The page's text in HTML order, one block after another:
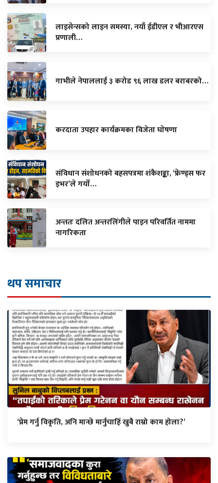
लाइसेन्सको लाइन समस्या, नयाँ ईडीएल र भीआरएस
प्रणाली…
गाभीले नेपाललाई ३ करोड ९६ लाख डलर बराबरको…
करदाता उपहार कार्यक्रमका विजेता घाेषणा
संविधान संशोधनको बहसपत्रमा शंकैशङ्का, ‘फ्रेण्ड्स फर
इभर’ले गर्यो…
अन्ततः दलित अन्तरलिंगीले पाइन परिवर्तित नाममा
नागरिकता
थप समाचार
‘प्रेम गर्नु विकृति, अनि मान्छे मार्नुचाहिँ खुबै राम्रो काम होला?’